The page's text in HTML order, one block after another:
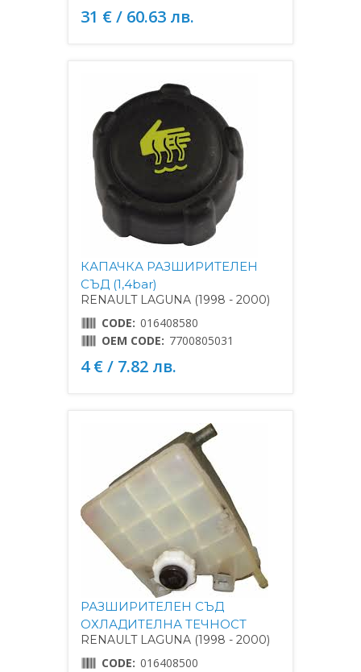
31 € / 60.63 лв.
КАПАЧКА РАЗШИРИТЕЛЕН
СЪД (1,4bar)
RENAULT LAGUNA (1998 - 2000)
CODE: 016408580
OEM CODE: 7700805031
4 € / 7.82 лв.
РАЗШИРИТЕЛЕН СЪД
ОХЛАДИТЕЛНА ТЕЧНОСТ
RENAULT LAGUNA (1998 - 2000)
CODE: 016408500